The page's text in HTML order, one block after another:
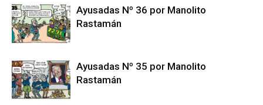
Ayusadas Nº 36 por Manolito
Rastamán
Ayusadas Nº 35 por Manolito
Rastamán